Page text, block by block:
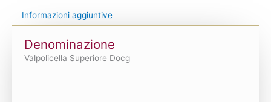
Informazioni aggiuntive
Denominazione
Valpolicella Superiore Docg